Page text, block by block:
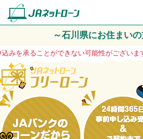
～石川県にお住まいの
ことができない可能性がございま